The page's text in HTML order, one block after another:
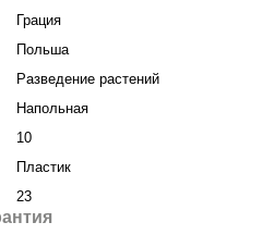
Грация
Польша
Разведение растений
Напольная
10
Пластик
23